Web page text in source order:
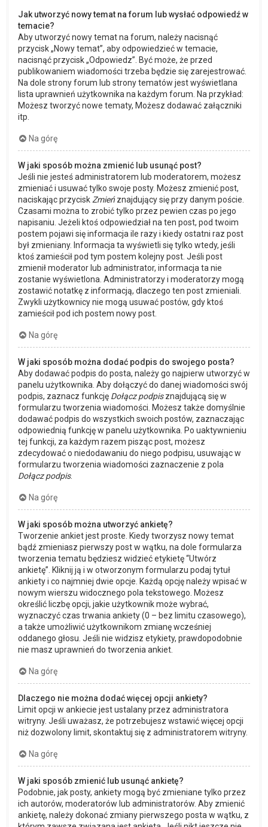
Jak utworzyć nowy temat na forum lub wysłać odpowiedź w
temacie?
Aby utworzyć nowy temat na forum, należy nacisnąć
przycisk „Nowy temat”, aby odpowiedzieć w temacie,
nacisnąć przycisk „Odpowiedz”. Być może, że przed
publikowaniem wiadomości trzeba będzie się zarejestrować.
Na dole strony forum lub strony tematów jest wyświetlana
lista uprawnień użytkownika na każdym forum. Na przykład:
Możesz tworzyć nowe tematy, Możesz dodawać załączniki
itp.
Na górę
W jaki sposób można zmienić lub usunąć post?
Jeśli nie jesteś administratorem lub moderatorem, możesz
zmieniać i usuwać tylko swoje posty. Możesz zmienić post,
naciskając przycisk Zmieńznajdujący się przy danym poście.
Czasami można to zrobić tylko przez pewien czas po jego
napisaniu. Jeżeli ktoś odpowiedział na ten post, pod twoim
postem pojawi się informacja ile razy i kiedy ostatni raz post
był zmieniany. Informacja ta wyświetli się tylko wtedy, jeśli
ktoś zamieścił pod tym postem kolejny post. Jeśli post
zmienił moderator lub administrator, informacja ta nie
zostanie wyświetlona. Administratorzy i moderatorzy mogą
zostawić notatkę z informacją, dlaczego ten post zmieniali.
Zwykli użytkownicy nie mogą usuwać postów, gdy ktoś
zamieścił pod ich postem nowy post.
Na górę
W jaki sposób można dodać podpis do swojego posta?
Aby dodawać podpis do posta, należy go najpierw utworzyć w
panelu użytkownika. Aby dołączyć do danej wiadomości swój
podpis, zaznacz funkcję Dołącz podpisznajdującą się w
formularzu tworzenia wiadomości. Możesz także domyślnie
dodawać podpis do wszystkich swoich postów, zaznaczając
odpowiednią funkcję w panelu użytkownika. Po uaktywnieniu
tej funkcji, za każdym razem pisząc post, możesz
zdecydować o niedodawaniu do niego podpisu, usuwając w
formularzu tworzenia wiadomości zaznaczenie z pola
Dołącz podpis.
Na górę
W jaki sposób można utworzyć ankietę?
Tworzenie ankiet jest proste. Kiedy tworzysz nowy temat
bądź zmieniasz pierwszy post w wątku, na dole formularza
tworzenia tematu będziesz widzieć etykietę “Utwórz
ankietę”. Kliknij ją i w otworzonym formularzu podaj tytuł
ankiety i co najmniej dwie opcje. Każdą opcję należy wpisać w
nowym wierszu widocznego pola tekstowego. Możesz
określić liczbę opcji, jakie użytkownik może wybrać,
wyznaczyć czas trwania ankiety (0 – bez limitu czasowego),
a także umożliwić użytkownikom zmianę wcześniej
oddanego głosu. Jeśli nie widzisz etykiety, prawdopodobnie
nie masz uprawnień do tworzenia ankiet.
Na górę
Dlaczego nie można dodać więcej opcji ankiety?
Limit opcji w ankiecie jest ustalany przez administratora
witryny. Jeśli uważasz, że potrzebujesz wstawić więcej opcji
niż dozwolony limit, skontaktuj się z administratorem witryny.
Na górę
W jaki sposób zmienić lub usunąć ankietę?
Podobnie, jak posty, ankiety mogą być zmieniane tylko przez
ich autorów, moderatorów lub administratorów. Aby zmienić
ankietę, należy dokonać zmiany pierwszego posta w wątku, z